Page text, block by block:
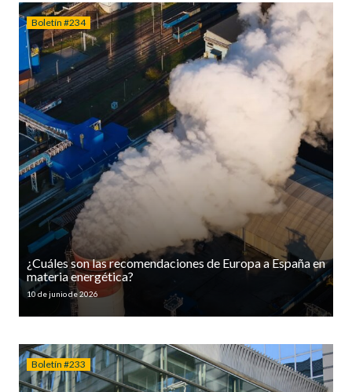
Boletín #234
¿Cuáles son las recomendaciones de Europa a España en
materia energética?
10 de junio de 2026
Boletín #233